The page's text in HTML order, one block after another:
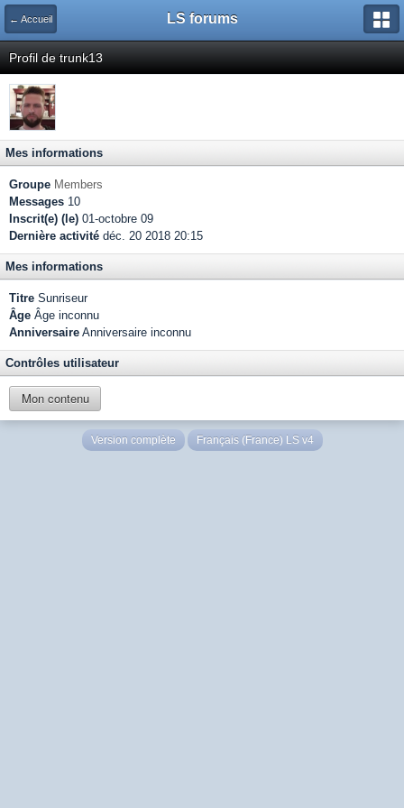
← Accueil LS forums
Profil de trunk13
Mes informations
Groupe Members
Messages 10
Inscrit(e) (le) 01-octobre 09
Dernière activité déc. 20 2018 20:15
Mes informations
Titre Sunriseur
Âge Âge inconnu
Anniversaire Anniversaire inconnu
Contrôles utilisateur
Mon contenu
Version complète Français (France) LS v4